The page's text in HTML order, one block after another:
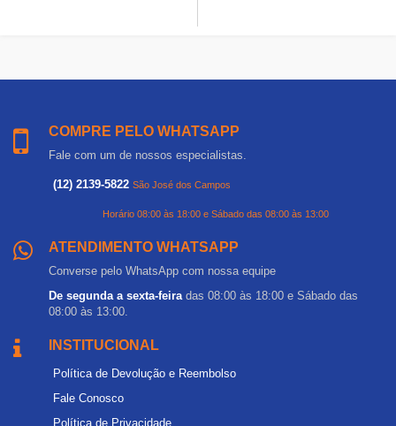
COMPRE PELO WHATSAPP
Fale com um de nossos especialistas.
(12) 2139-5822 São José dos Campos
Horário 08:00 às 18:00 e Sábado das 08:00 às 13:00
ATENDIMENTO WHATSAPP
Converse pelo WhatsApp com nossa equipe
De segunda a sexta-feiradas 08:00 às 18:00 e Sábado das
08:00 às 13:00.
INSTITUCIONAL
Política de Devolução e Reembolso
Fale Conosco
Política de Privacidade